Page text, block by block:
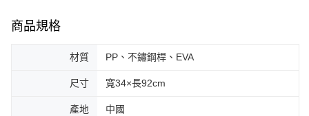
商品規格
材質 PP、不鏽鋼桿、EVA
尺寸 寬34×長92cm
產地 中國